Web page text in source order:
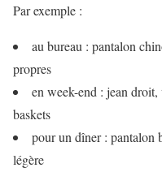
Par exemple :
au bureau : pantalon
propres
en week-end : jean
baskets
pour un dîner : pantalon
légère